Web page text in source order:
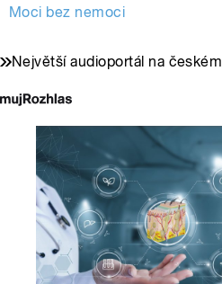
Moci bez nemoci
Největší audioportál na